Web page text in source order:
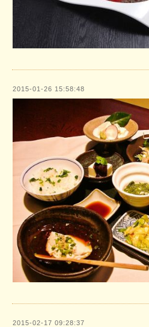
2015-01-26 15:58:48
2015-02-17 09:28:37